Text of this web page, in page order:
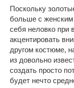
Поскольку
больше с женским
себя неловко при
акцентировать
другом костюме,
из довольно
создать просто
будет нечто